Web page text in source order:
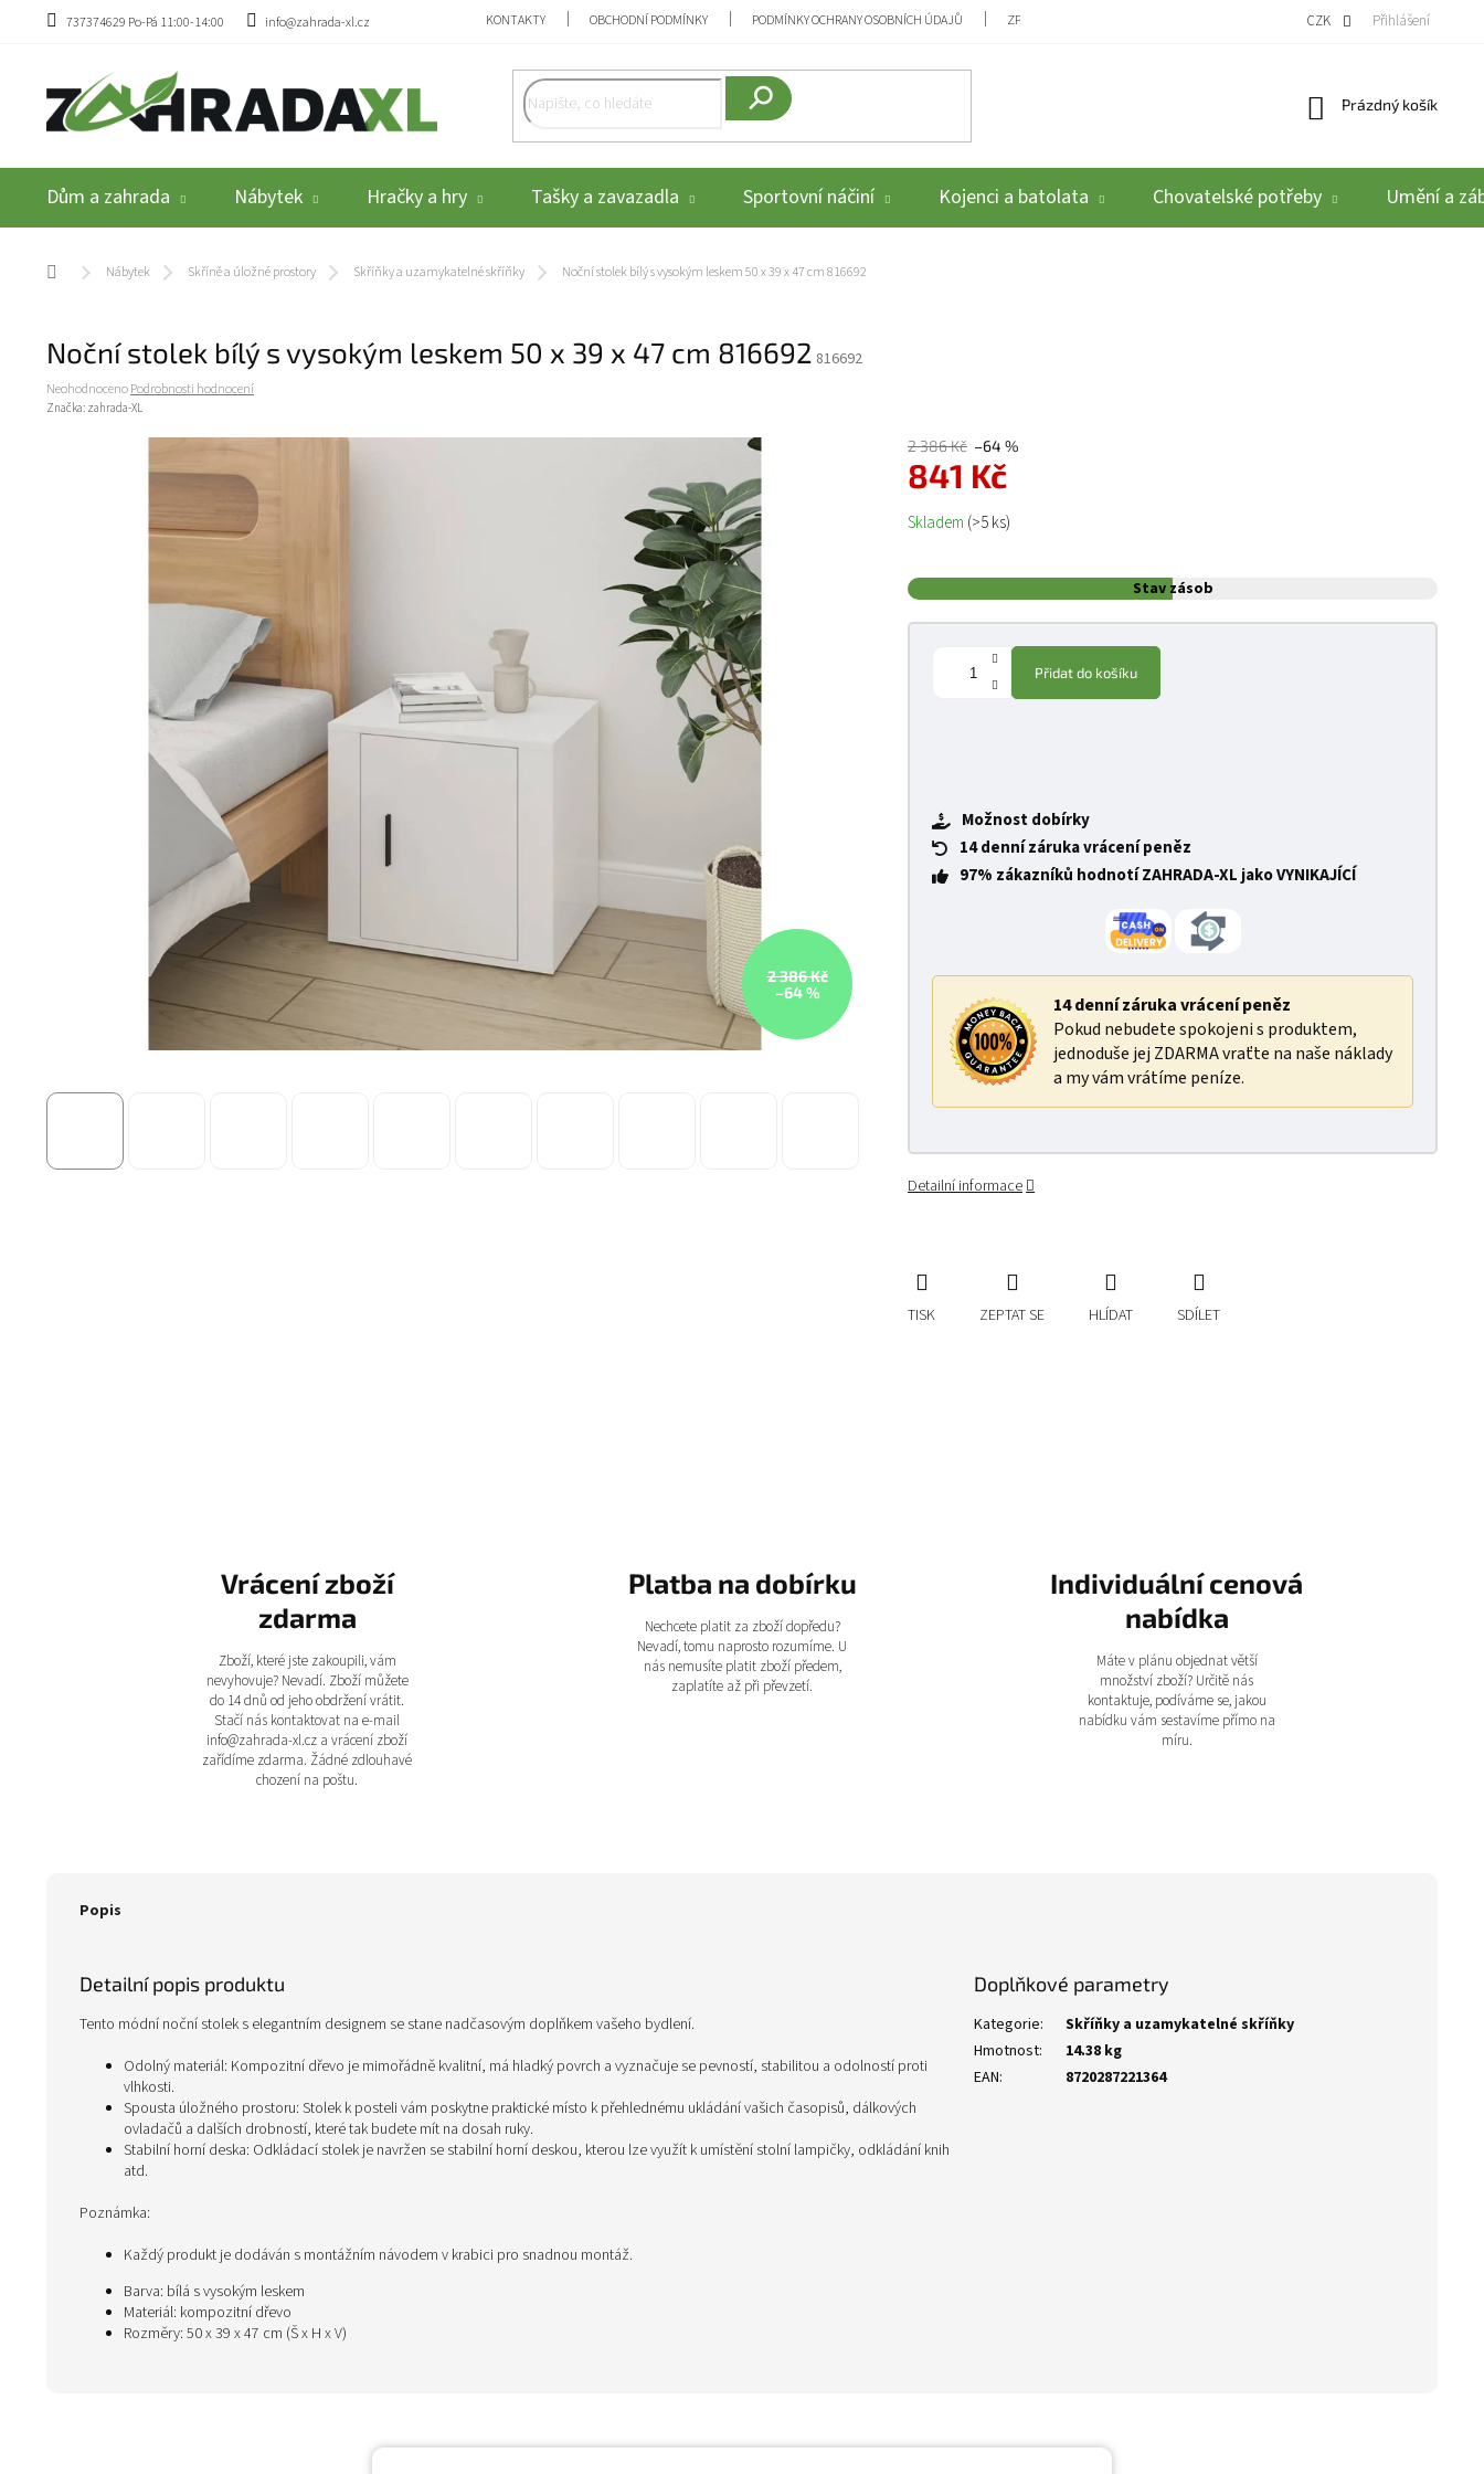
Přejít na obsah
737374629 Po-Pá 11:00-14:00 info@zahrada-xl.cz KONTAKTY OBCHODNÍ PODMÍNKY PODMÍNKY OCHRANY OSOBNÍCH ÚDAJŮ ZPĚTNÝ ODBĚR VYSLOUŽILÝCH ELEKTROZAŘÍZENÍ / BATERIÍ REKLAMACE A
CZK Přihlášení
Nákupní košík
Prázdný košík
Dům a zahrada Nábytek Hračky a hry Tašky a zavazadla Sportovní náčiní Kojenci a batolata Chovatelské potřeby Umění a
Domů Nábytek Skříně a úložné prostory Skříňky a uzamykatelné skříňky Noční stolek bílý s vysokým leskem 50 x 39 x 47 cm 816692
Noční stolek bílý s vysokým leskem 50 x 39 x 47 cm 816692 816692
Průměrné hodnocení produktu je 0,0 z 5 hvězdiček.
NeohodnocenoPodrobnosti hodnocení
Značka: zahrada-XL
2 386 Kč
–64 %
2 386 Kč –64 %
841 Kč
Měrná cena:
Skladem (>5 ks)
Stav zásob
Přidat do košíku
Možnost dobírky
14 denní záruka vrácení peněz
97% zákazníků hodnotí ZAHRADA-XL jako VYNIKAJÍCÍ
14 denní záruka vrácení peněz
Pokud nebudete spokojeni s produktem,
jednoduše jej ZDARMA vraťte na naše náklady
a my vám vrátíme peníze.
Detailní informace
TISK ZEPTAT SE HLÍDAT SDÍLET
Vrácení zboží
zdarma
Zboží, které jste zakoupili, vám
nevyhovuje? Nevadí. Zboží můžete
do 14 dnů od jeho obdržení vrátit.
Stačí nás kontaktovat na e-mail
info@zahrada-xl.cz a vrácení zboží
zařídíme zdarma. Žádné zdlouhavé
chození na poštu.
Platba na dobírku
Nechcete platit za zboží dopředu?
Nevadí, tomu naprosto rozumíme. U
nás nemusíte platit zboží předem,
zaplatíte až při převzetí.
Individuální cenová
nabídka
Máte v plánu objednat větší
množství zboží? Určitě nás
kontaktuje, podíváme se, jakou
nabídku vám sestavíme přímo na
míru.
Popis
Detailní popis produktu
Tento módní noční stolek s elegantním designem se stane nadčasovým doplňkem vašeho bydlení.
Odolný materiál: Kompozitní dřevo je mimořádně kvalitní, má hladký povrch a vyznačuje se pevností, stabilitou a odolností proti
vlhkosti.
Spousta úložného prostoru: Stolek k posteli vám poskytne praktické místo k přehlednému ukládání vašich časopisů, dálkových
ovladačů a dalších drobností, které tak budete mít na dosah ruky.
Stabilní horní deska: Odkládací stolek je navržen se stabilní horní deskou, kterou lze využít k umístění stolní lampičky, odkládání knih
atd.
Poznámka:
Každý produkt je dodáván s montážním návodem v krabici pro snadnou montáž.
Barva: bílá s vysokým leskem
Materiál: kompozitní dřevo
Rozměry: 50 x 39 x 47 cm (Š x H x V)
Doplňkové parametry
Kategorie:
Skříňky a uzamykatelné skříňky
Hmotnost:
14.38 kg
EAN: 8720287221364